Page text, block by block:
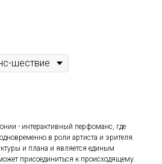
- интерактивный перфоманс, где
в роли артиста и зрителя.
и плана и является единым
присоединиться к происходящему.